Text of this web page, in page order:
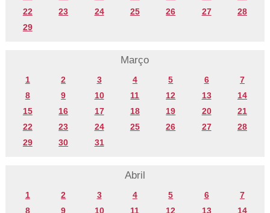
22
23 24 25 26 27
28
29
Março
1 2 3 4 5 6
7
8
9 10 11 12 13
14
15
16 17 18 19 20
21
22
23 24 25 26 27
28
29
30 31
Abril
1 2 3 4 5 6
7
8
9 10 11 12 13
14